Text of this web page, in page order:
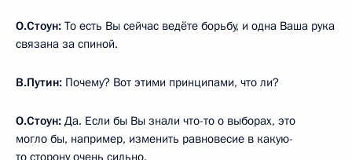
О.Стоун: То есть Вы сейчас ведёте борьбу, и одна Ваша рука
связана за спиной.
В.Путин: Почему? Вот этими принципами, что ли?
О.Стоун: Да. Если бы Вы знали что-то о выборах, это
могло бы, например, изменить равновесие в какую-